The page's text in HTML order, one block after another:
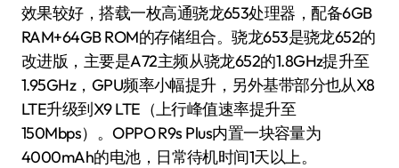
效果较好，搭载一枚高通骁龙653处理器，配备6GB
RAM+64GB ROM的存储组合。骁龙653是骁龙652的
改进版，主要是A72主频从骁龙652的1.8GHz提升至
1.95GHz，GPU频率小幅提升，另外基带部分也从X8
LTE升级到X9 LTE（上行峰值速率提升至
150Mbps）。OPPO R9s Plus内置一块容量为
4000mAh的电池，日常待机时间1天以上。